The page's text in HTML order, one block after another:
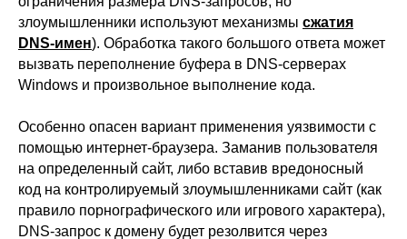
злоумышленники используют механизмы сжатия
DNS-имен). Обработка такого большого ответа может
вызвать переполнение буфера в DNS-серверах
Windows и произвольное выполнение кода.
Особенно опасен вариант применения уязвимости с
помощью интернет-браузера. Заманив пользователя
на определенный сайт, либо вставив вредоносный
код на контролируемый злоумышленниками сайт (как
правило порнографического или игрового характера),
DNS-запрос к домену будет резолвится через